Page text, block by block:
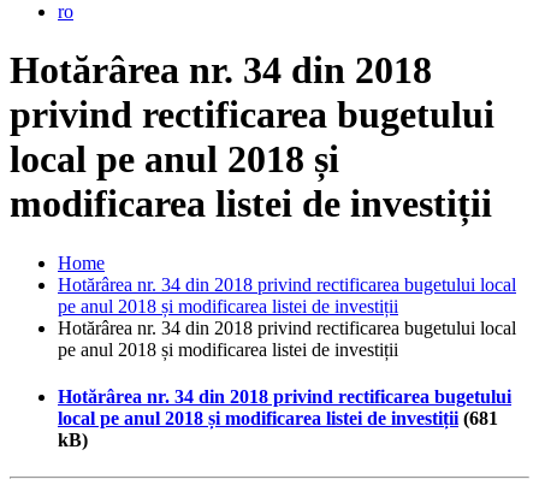
ro
Hotărârea nr. 34 din 2018
privind rectificarea bugetului
local pe anul 2018 și
modificarea listei de investiții
Home
Hotărârea nr. 34 din 2018 privind rectificarea bugetului local
pe anul 2018 și modificarea listei de investiții
Hotărârea nr. 34 din 2018 privind rectificarea bugetului local
pe anul 2018 și modificarea listei de investiții
Hotărârea nr. 34 din 2018 privind rectificarea bugetului
local pe anul 2018 și modificarea listei de investiții (681
kB)